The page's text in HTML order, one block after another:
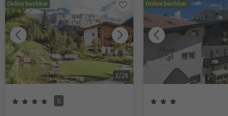
Online buchbar
1/28
S
Online buchbar